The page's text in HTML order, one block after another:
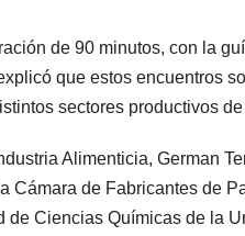
de 90 minutos, con la
que estos encuentros
sectores productivos
Alimenticia, German
de Fabricantes de
Ciencias Químicas de la